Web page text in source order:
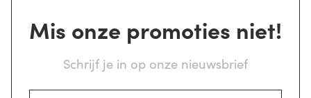
Mis onze promoties niet!
Schrijf je in op onze nieuwsbrief